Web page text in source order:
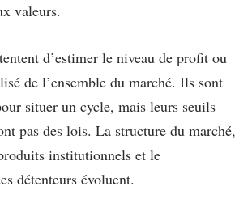
valeurs.
d’estimer le niveau de profit ou
de l’ensemble du marché. Ils sont
situer un cycle, mais leurs seuils
pas des lois. La structure du marché,
institutionnels et le
détenteurs évoluent.